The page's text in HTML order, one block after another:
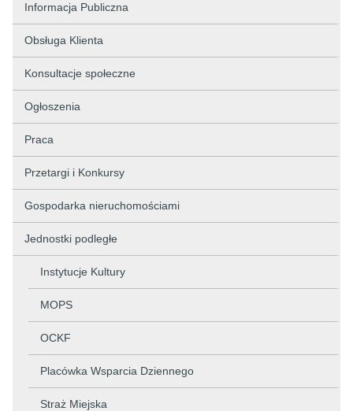
Informacja Publiczna
Obsługa Klienta
Konsultacje społeczne
Ogłoszenia
Praca
Przetargi i Konkursy
Gospodarka nieruchomościami
Jednostki podległe
Instytucje Kultury
MOPS
OCKF
Placówka Wsparcia Dziennego
Straż Miejska